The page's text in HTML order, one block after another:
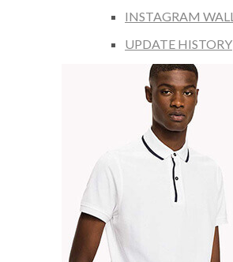
INSTAGRAM WALL
UPDATE HISTORY